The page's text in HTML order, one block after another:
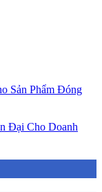
Sản Phẩm Đóng
Đại Cho Doanh